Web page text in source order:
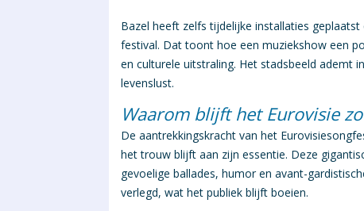
Bazel heeft zelfs tijdelijke installaties
festival. Dat toont hoe een muziekshow een
en culturele uitstraling. Het stadsbeeld ademt
levenslust.
Waarom blijft het Eurovisie
De aantrekkingskracht van het
het trouw blijft aan zijn essentie. Deze
gevoelige ballades, humor en avant-
verlegd, wat het publiek blijft boeien.